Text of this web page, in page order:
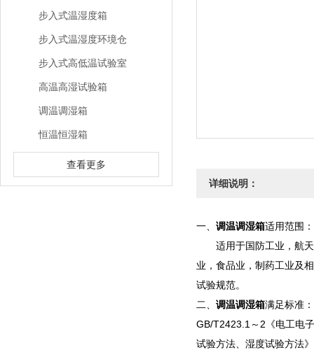
步入式温湿度箱
步入式温湿度环境仓
步入式高低温试验室
高温高湿试验箱
调温调湿箱
恒温恒湿箱
查看更多
详细说明：
一、 调温调湿箱适用范围：
适用于国防工业，航天
业，食品业，制药工业及
试验规范。
二、 调温调湿箱满足标准：
GB/T2423.1～2《电工电
试验方法、湿度试验方法